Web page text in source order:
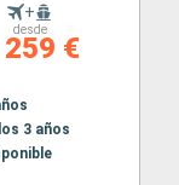
+
desde
259 €
3 años